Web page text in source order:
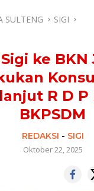
SULTENG SIGI
ke
R D P
BKPSDM
REDAKSI - SIGI
Oktober 22, 2025